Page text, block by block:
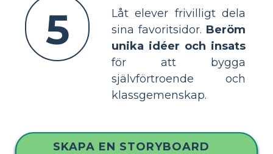
5
Låt elever frivilligt dela
sina favoritsidor. Beröm
unika idéer och insats
för att bygga
självförtroende och
klassgemenskap.
SKAPA EN STORYBOARD